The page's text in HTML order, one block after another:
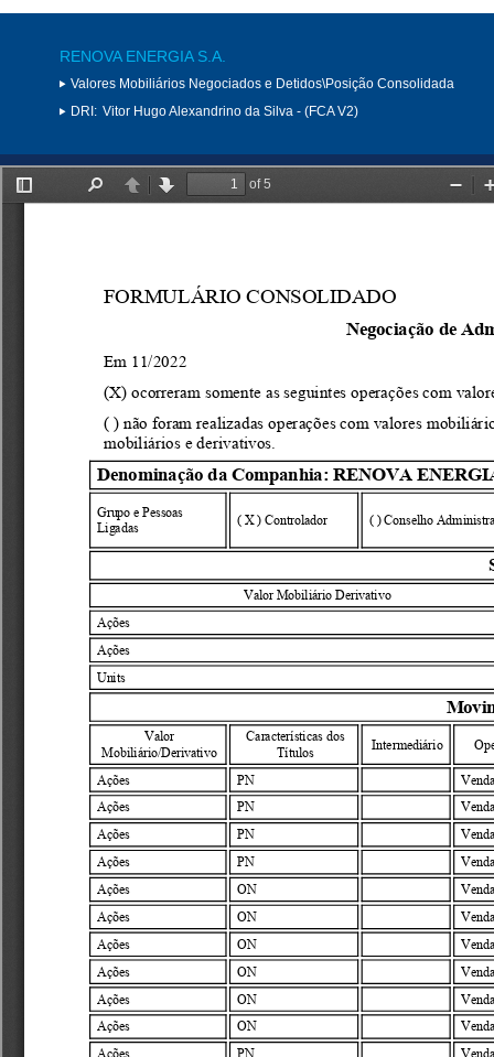
RENOVA ENERGIA S.A.
Valores Mobiliários Negociados e Detidos\Posição Consolidada
DRI: Vitor Hugo Alexandrino da Silva - (FCA V2)